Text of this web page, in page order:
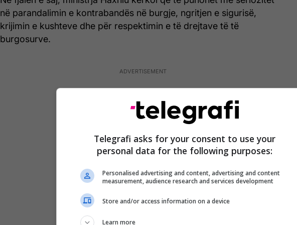
në parandalimin e kontrabandës në burgje, ngritjen e sigurisë,
krijimin e kushteve dhe për respektimin e të drejtave të të
burgosurve.
Telegrafi asks for your consent to use your
personal data for the following purposes:
Personalised advertising and content, advertising and content
measurement, audience research and services development
Store and/or access information on a device
Learn more